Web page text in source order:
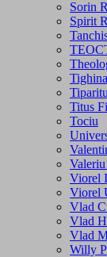
Sorin
Spirit
Titus
Tociu
Viorel
Viorel
Vlad
Vlad
Vlad
Willy